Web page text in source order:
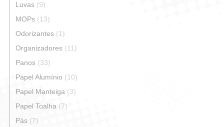
Luvas (9)
MOPs (13)
Odorizantes (1)
Organizadores (11)
Panos (33)
Papel Alumínio (10)
Papel Manteiga (3)
Papel Toalha (7)
Pás (7)